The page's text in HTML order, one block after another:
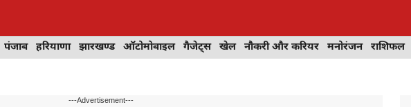
पंजाब हरियाणा झारखण्ड ऑटोमोबाइल गैजेट्स खेल नौकरी और करियर मनोरंजन राशिफल
---Advertisement---